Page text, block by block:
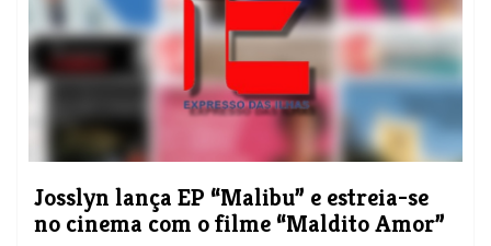
​Josslyn lança EP “Malibu” e estreia-se
no cinema com o filme “Maldito Amor”